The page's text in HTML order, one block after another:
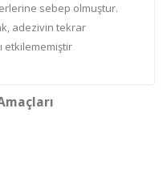
sebep olmuştur.
adezivin tekrar
etkilememiştir